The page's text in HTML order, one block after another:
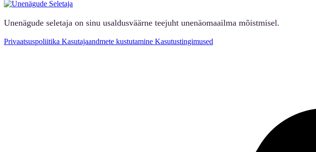
Unenägude seletaja on sinu usaldusväärne teejuht unenäomaailma mõistmisel.
Privaatsuspoliitika Kasutajaandmete kustutamine Kasutustingimused